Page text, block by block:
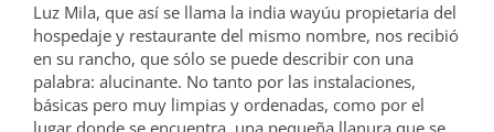
Luz Mila, que así se llama la india wayúu propietaria del
hospedaje y restaurante del mismo nombre, nos recibió
en su rancho, que sólo se puede describir con una
palabra: alucinante. No tanto por las instalaciones,
básicas pero muy limpias y ordenadas, como por el